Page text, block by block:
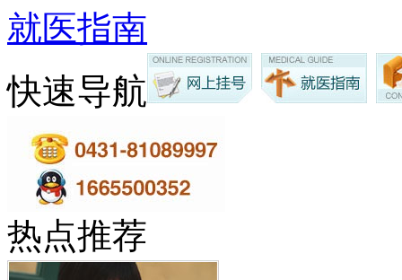
就医指南
快速导航
热点推荐